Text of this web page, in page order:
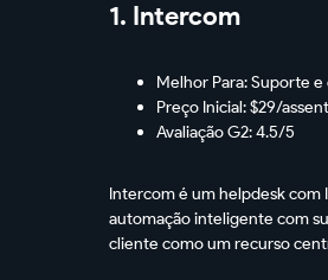
1. Intercom
Melhor Para: Suporte
Preço Inicial: $29/
Avaliação G2: 4.5/5
Intercom é um helpdesk com
automação inteligente com
cliente como um recurso